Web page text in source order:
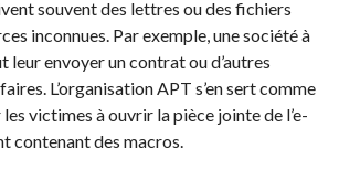
souvent des lettres ou des fichiers
inconnues. Par exemple, une société à
leur envoyer un contrat ou d’autres
L’organisation APT s’en sert comme
victimes à ouvrir la pièce jointe de l’e-
contenant des macros.